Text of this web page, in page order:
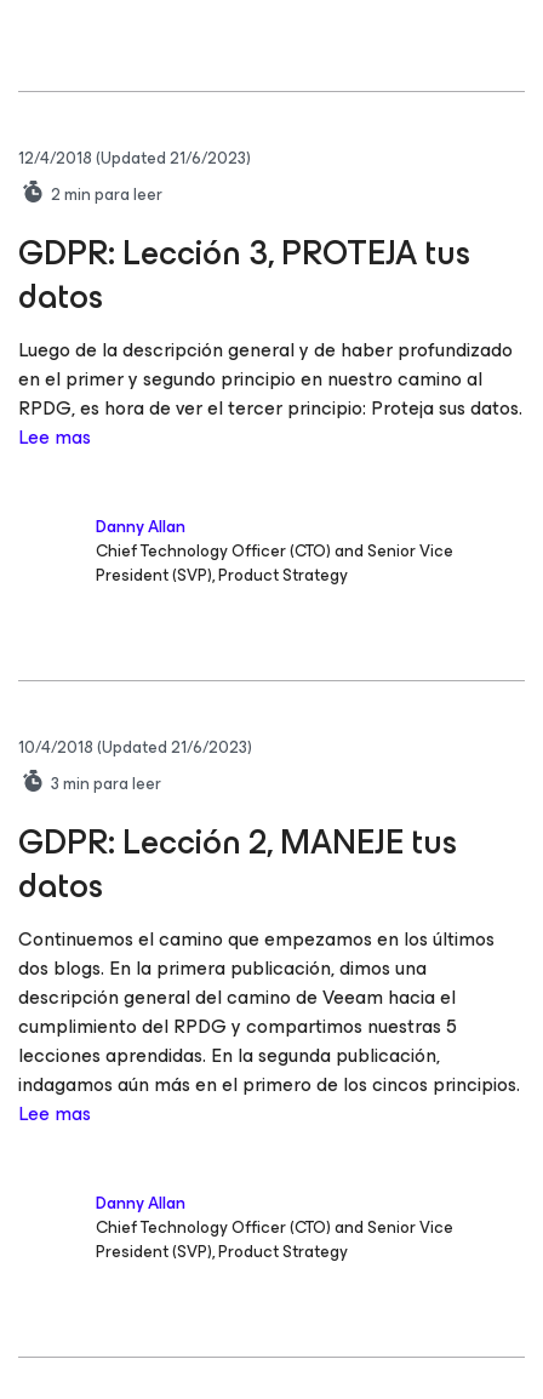
12/4/2018(Updated 21/6/2023)
2min para leer
GDPR: Lección 3, PROTEJA tus
datos
Luego de la descripción general y de haber profundizado
en el primer y segundo principio en nuestro camino al
RPDG, es hora de ver el tercer principio: Proteja sus datos.
Lee mas
Danny Allan
Chief Technology Officer (CTO) and Senior Vice
President (SVP), Product Strategy
10/4/2018(Updated 21/6/2023)
3min para leer
GDPR: Lección 2, MANEJE tus
datos
Continuemos el camino que empezamos en los últimos
dos blogs. En la primera publicación, dimos una
descripción general del camino de Veeam hacia el
cumplimiento del RPDG y compartimos nuestras 5
lecciones aprendidas. En la segunda publicación,
indagamos aún más en el primero de los cincos principios.
Lee mas
Danny Allan
Chief Technology Officer (CTO) and Senior Vice
President (SVP), Product Strategy